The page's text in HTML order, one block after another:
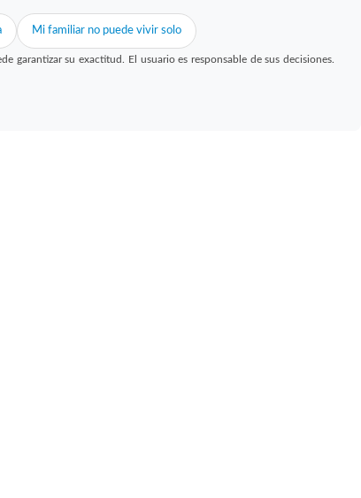
Mi familiar no puede vivir solo
garantizar su exactitud. El usuario es responsable de sus decisiones.